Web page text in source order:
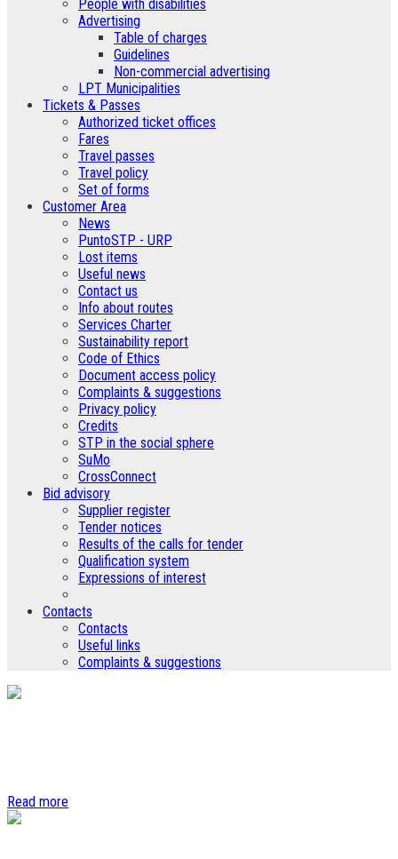
People with disabilities
Advertising
Table of charges
Guidelines
Non-commercial advertising
LPT Municipalities
Tickets & Passes
Authorized ticket offices
Fares
Travel passes
Travel policy
Set of forms
Customer Area
News
PuntoSTP - URP
Lost items
Useful news
Contact us
Info about routes
Services Charter
Sustainability report
Code of Ethics
Document access policy
Complaints & suggestions
Privacy policy
Credits
STP in the social sphere
SuMo
CrossConnect
Bid advisory
Supplier register
Tender notices
Results of the calls for tender
Qualification system
Expressions of interest
Contacts
Contacts
Useful links
Complaints & suggestions
Read more